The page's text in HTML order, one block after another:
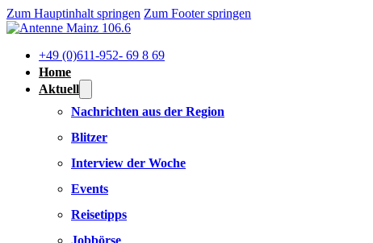
Zum Hauptinhalt springen Zum Footer springen
+49 (0)611-952- 69 8 69
Home
Aktuell
Nachrichten aus der Region
Blitzer
Interview der Woche
Events
Reisetipps
Jobbörse